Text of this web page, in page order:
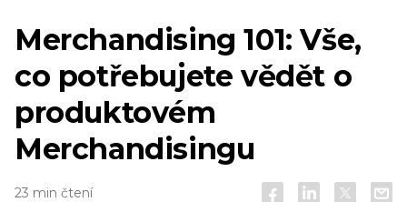
Merchandising 101: Vše,
co potřebujete vědět o
produktovém
Merchandisingu
23 min čtení